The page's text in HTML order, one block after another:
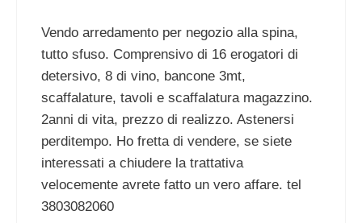
Vendo arredamento per negozio alla spina,
tutto sfuso. Comprensivo di 16 erogatori di
detersivo, 8 di vino, bancone 3mt,
scaffalature, tavoli e scaffalatura magazzino.
2anni di vita, prezzo di realizzo. Astenersi
perditempo. Ho fretta di vendere, se siete
interessati a chiudere la trattativa
velocemente avrete fatto un vero affare. tel
3803082060